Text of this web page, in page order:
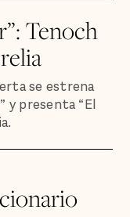
Tenoch
se estrena
y presenta “El